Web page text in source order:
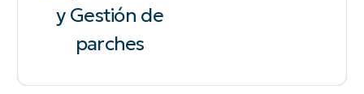
y Gestión de
parches